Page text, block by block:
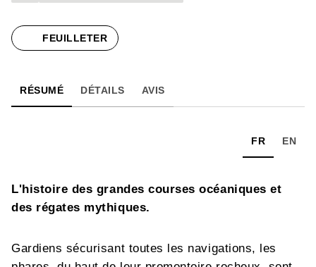
FEUILLETER
RÉSUMÉ DÉTAILS AVIS
FR EN
L'histoire des grandes courses océaniques et
des régates mythiques.
Gardiens sécurisant toutes les navigations, les